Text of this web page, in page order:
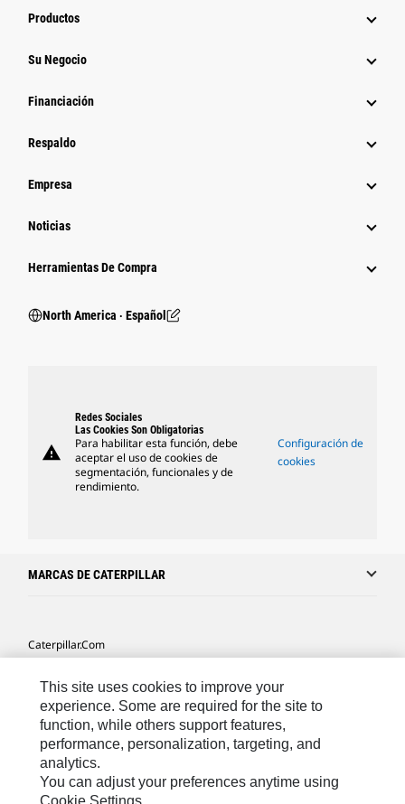
Productos
Su Negocio
Financiación
Respaldo
Empresa
Noticias
Herramientas De Compra
North America ‧ Español
warning
Redes Sociales
Las Cookies Son Obligatorias
Para habilitar esta función, debe
aceptar el uso de cookies de
segmentación, funcionales y de
rendimiento.
Configuración de
cookies
MARCAS DE CATERPILLAR
Caterpillar.com
Mis Preferencias De Marketing
Site Map
Cookie Settings
Legal
This site uses cookies to improve your
experience. Some are required for the site to
function, while others support features,
performance, personalization, targeting, and
analytics.
You can adjust your preferences anytime using
Cookie Settings.